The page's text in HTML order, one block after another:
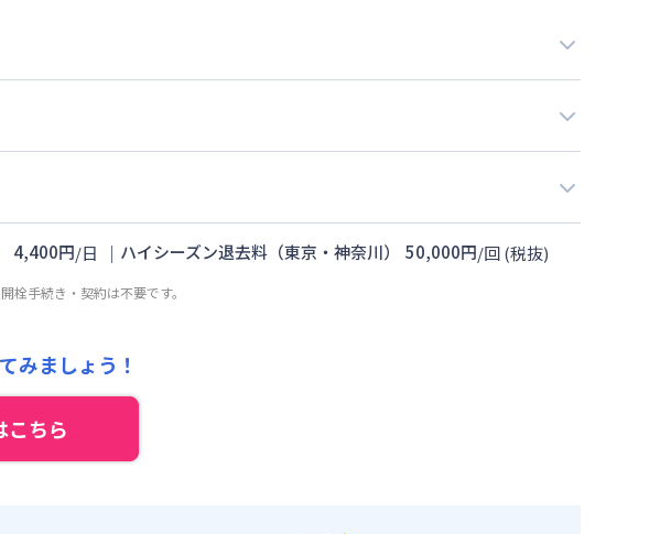
4,400円/日 ｜ ハイシーズン退去料（東京・神奈川） 50,000円/回(税抜)
手続き・契約は不要です。
みましょう！
こちら